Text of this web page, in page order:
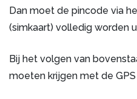
Dan moet de pincode via
(simkaart) volledig worden
Bij het volgen van
moeten krijgen met de GPS